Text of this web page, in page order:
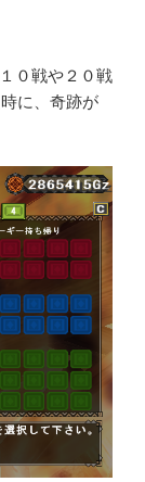
０戦や２０戦
に、奇跡が